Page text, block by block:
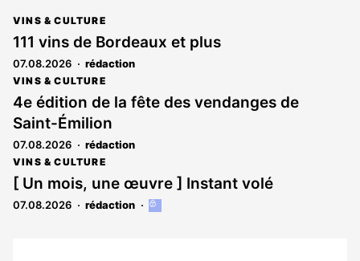
VINS & CULTURE
111 vins de Bordeaux et plus
07.08.2026 rédaction
VINS & CULTURE
4e édition de la fête des vendanges de
Saint-Émilion
07.08.2026 rédaction
VINS & CULTURE
[ Un mois, une œuvre ] Instant volé
07.08.2026 rédaction
Cet